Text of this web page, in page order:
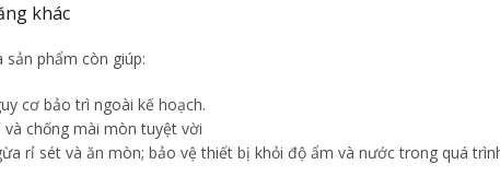
khác
sản phẩm còn giúp:
cơ bảo trì ngoài kế hoạch.
và chống mài mòn tuyệt vời
rỉ sét và ăn mòn; bảo vệ thiết bị khỏi độ ẩm và nước trong quá